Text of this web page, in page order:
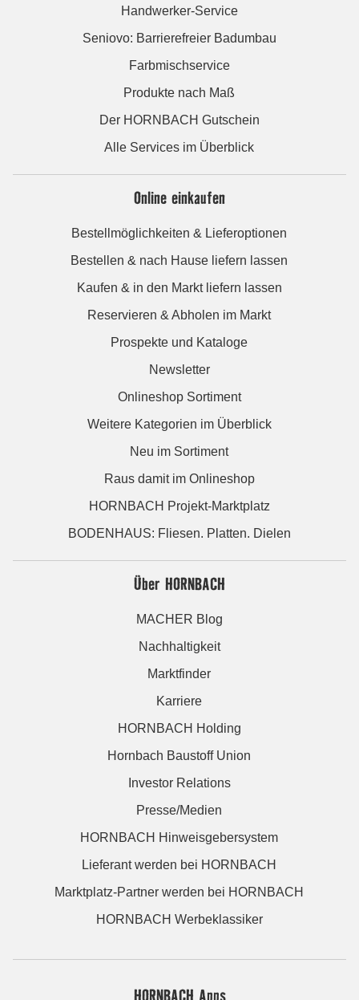
Handwerker-Service
Seniovo: Barrierefreier Badumbau
Farbmischservice
Produkte nach Maß
Der HORNBACH Gutschein
Alle Services im Überblick
Online einkaufen
Bestellmöglichkeiten & Lieferoptionen
Bestellen & nach Hause liefern lassen
Kaufen & in den Markt liefern lassen
Reservieren & Abholen im Markt
Prospekte und Kataloge
Newsletter
Onlineshop Sortiment
Weitere Kategorien im Überblick
Neu im Sortiment
Raus damit im Onlineshop
HORNBACH Projekt-Marktplatz
BODENHAUS: Fliesen. Platten. Dielen
Über HORNBACH
MACHER Blog
Nachhaltigkeit
Marktfinder
Karriere
HORNBACH Holding
Hornbach Baustoff Union
Investor Relations
Presse/Medien
HORNBACH Hinweisgebersystem
Lieferant werden bei HORNBACH
Marktplatz-Partner werden bei HORNBACH
HORNBACH Werbeklassiker
HORNBACH Apps